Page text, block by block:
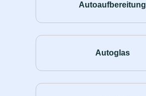
Autoaufbereitung
Autoglas